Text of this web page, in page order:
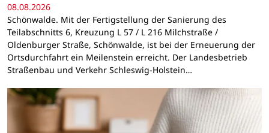
08.08.2026
Schönwalde. Mit der Fertigstellung der Sanierung des
Teilabschnitts 6, Kreuzung L 57 / L 216 Milchstraße /
Oldenburger Straße, Schönwalde, ist bei der Erneuerung der
Ortsdurchfahrt ein Meilenstein erreicht. Der Landesbetrieb
Straßenbau und Verkehr Schleswig-Holstein…